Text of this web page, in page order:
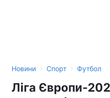
Новини › Спорт › Футбол
Ліга Європи-